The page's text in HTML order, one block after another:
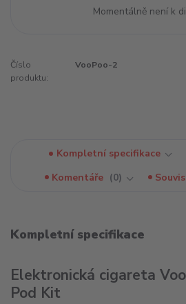
Momentálně není k
Číslo
produktu:
VooPoo-2
Kompletní specifikace
Komentáře
0
Kompletní specifikace
Elektronická cigareta
Pod Kit